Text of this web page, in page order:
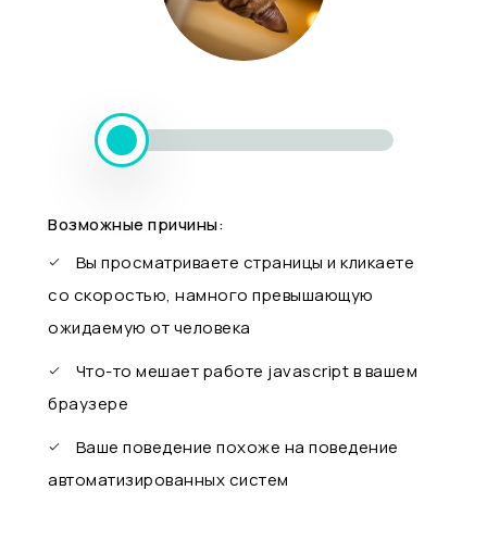
Возможные причины:
Вы просматриваете страницы и кликаете
со скоростью, намного превышающую
ожидаемую от человека
Что-то мешает работе javascript в вашем
браузере
Ваше поведение похоже на поведение
автоматизированных систем